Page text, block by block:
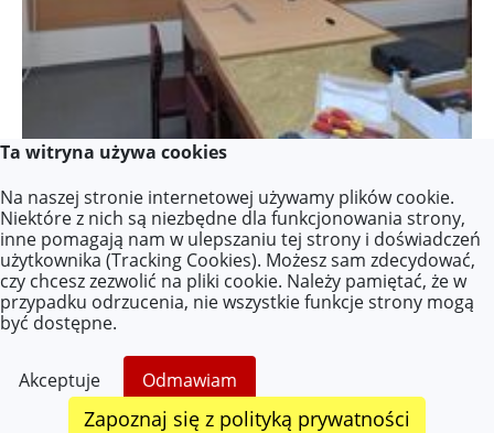
Ta witryna używa cookies
Na naszej stronie internetowej używamy plików cookie.
Niektóre z nich są niezbędne dla funkcjonowania strony,
inne pomagają nam w ulepszaniu tej strony i doświadczeń
użytkownika (Tracking Cookies). Możesz sam zdecydować,
czy chcesz zezwolić na pliki cookie. Należy pamiętać, że w
przypadku odrzucenia, nie wszystkie funkcje strony mogą
być dostępne.
Akceptuje Odmawiam
Zapoznaj się z polityką prywatności